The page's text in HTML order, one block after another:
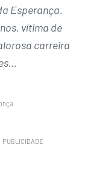
Esperança.
vítima de
carreira